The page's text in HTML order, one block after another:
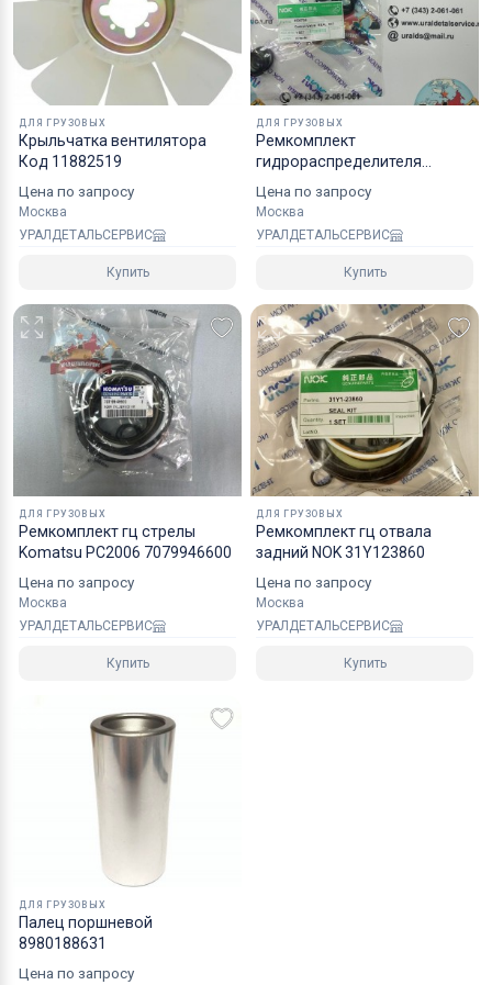
Коробки оптимального размера и с
надежным уровнем защиты.
Специалисты компании готовы взять на себя все
перевозке вашего заказа в любой регион РФ, в
страны СНГ, Азии и ЕС.
ДЛЯ ГРУЗОВЫХ
Крыльчатка вентилятора
Код 11882519
Цена по запросу
Москва
УРАЛДЕТАЛЬСЕРВИС
Купить
ДЛЯ ГРУЗОВЫХ
Ремкомплект
гидрораспределителя
Цена по запросу
Москва
УРАЛДЕТАЛЬСЕРВИС
Купить
ДЛЯ ГРУЗОВЫХ
Ремкомплект гц стрелы
Komatsu PC2006 7079946600
Цена по запросу
Москва
УРАЛДЕТАЛЬСЕРВИС
Купить
ДЛЯ ГРУЗОВЫХ
Ремкомплект гц отвала
задний NOK 31Y123860
Цена по запросу
Москва
УРАЛДЕТАЛЬСЕРВИС
Купить
ДЛЯ ГРУЗОВЫХ
Палец поршневой
8980188631
Цена по запросу